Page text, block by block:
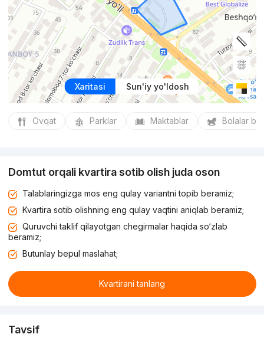
Xaritasi Sun'iy yo'ldosh
Ovqat Parklar Maktablar Bolalar
Domtut orqali kvartira sotib olish juda oson
Talablaringizga mos eng qulay variantni topib beramiz;
Kvartira sotib olishning eng qulay vaqtini aniqlab beramiz;
Quruvchi taklif qilayotgan chegirmalar haqida so‘zlab
beramiz;
Butunlay bepul maslahat;
Kvartirani tanlang
Tavsif